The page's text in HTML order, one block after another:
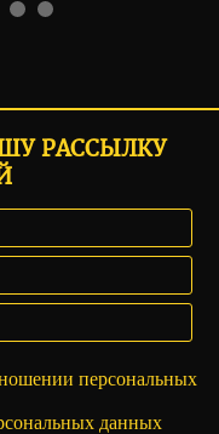
РАССЫЛКУ
персональных
данных